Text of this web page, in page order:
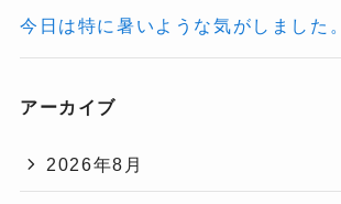
今日は特に暑いような気がしました。
アーカイブ
2026年8月